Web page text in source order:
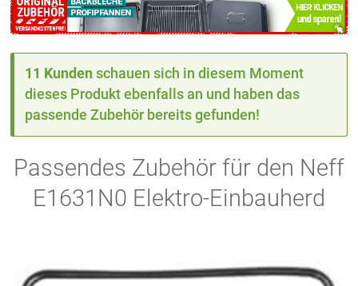
11 Kunden schauen sich in diesem Moment
dieses Produkt ebenfalls an und haben das
passende Zubehör bereits gefunden!
Passendes Zubehör für den Neff
E1631N0 Elektro-Einbauherd